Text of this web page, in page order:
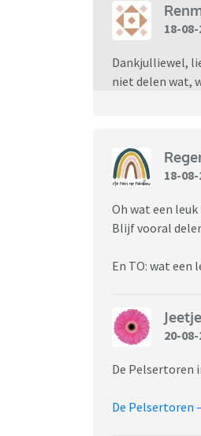
18-
Dankjulliewel,
niet delen wat,
18-
Oh wat een
Blijf vooral
En TO: wat een
20-
De Pelsertoren
De Pelsertoren